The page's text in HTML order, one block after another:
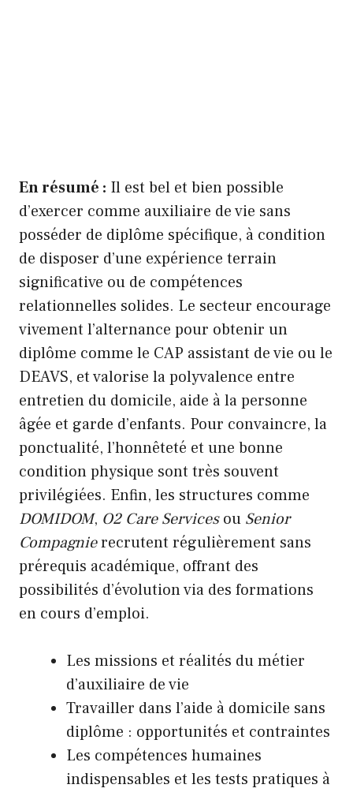
En résumé : Il est bel et bien possible
d’exercer comme auxiliaire de vie sans
posséder de diplôme spécifique, à condition
de disposer d’une expérience terrain
significative ou de compétences
relationnelles solides. Le secteur encourage
vivement l’alternance pour obtenir un
diplôme comme le CAP assistant de vie ou le
DEAVS, et valorise la polyvalence entre
entretien du domicile, aide à la personne
âgée et garde d’enfants. Pour convaincre, la
ponctualité, l’honnêteté et une bonne
condition physique sont très souvent
privilégiées. Enfin, les structures comme
DOMIDOM, O2 Care Servicesou Senior
Compagnierecrutent régulièrement sans
prérequis académique, offrant des
possibilités d’évolution via des formations
en cours d’emploi.
Les missions et réalités du métier
d’auxiliaire de vie
Travailler dans l’aide à domicile sans
diplôme : opportunités et contraintes
Les compétences humaines
indispensables et les tests pratiques à